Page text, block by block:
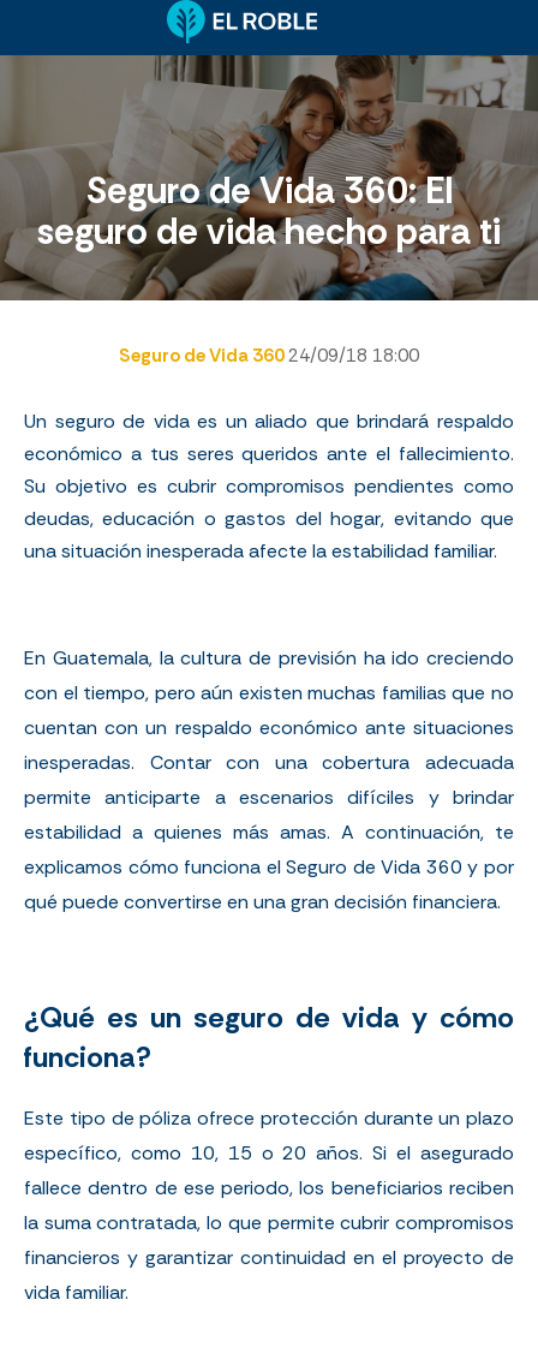
Seguro de Vida 360: El
seguro de vida hecho para ti
Seguro de Vida 36024/09/18 18:00
Un seguro de vida es un aliado que brindará respaldo
económico a tus seres queridos ante el fallecimiento.
Su objetivo es cubrir compromisos pendientes como
deudas, educación o gastos del hogar, evitando que
una situación inesperada afecte la estabilidad familiar.
En Guatemala, la cultura de previsión ha ido creciendo
con el tiempo, pero aún existen muchas familias que no
cuentan con un respaldo económico ante situaciones
inesperadas. Contar con una cobertura adecuada
permite anticiparte a escenarios difíciles y brindar
estabilidad a quienes más amas. A continuación, te
explicamos cómo funciona el Seguro de Vida 360 y por
qué puede convertirse en una gran decisión financiera.
¿Qué es un seguro de vida y cómo
funciona?
Este tipo de póliza ofrece protección durante un plazo
específico, como 10, 15 o 20 años. Si el asegurado
fallece dentro de ese periodo, los beneficiarios reciben
la suma contratada, lo que permite cubrir compromisos
financieros y garantizar continuidad en el proyecto de
vida familiar.